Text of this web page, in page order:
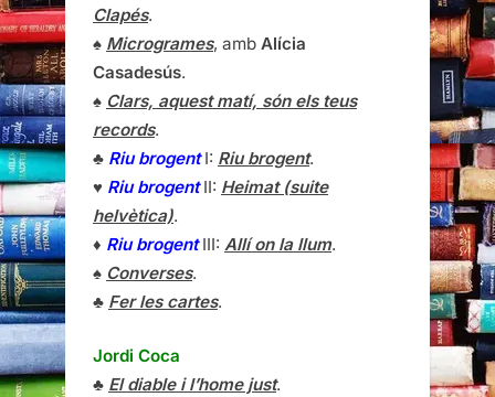
Clapés.
♠ Microgrames, amb Alícia
Casadesús.
♠ Clars, aquest matí, són els teus
records.
♣ Riu brogentI: Riu brogent.
♥ Riu brogentII: Heimat (suite
helvètica).
♦ Riu brogentIII: Allí on la llum.
♠ Converses.
♣ Fer les cartes.
Jordi Coca
♣ El diable i l’home just.